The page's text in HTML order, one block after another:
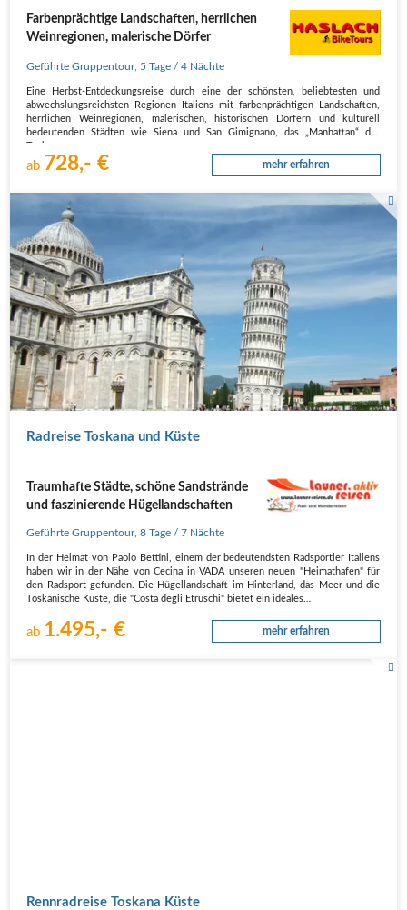
Farbenprächtige Landschaften, herrlichen
Weinregionen, malerische Dörfer
Geführte Gruppentour, 5 Tage / 4 Nächte
Eine Herbst-Entdeckungsreise durch eine der schönsten, beliebtesten und
abwechslungsreichsten Regionen Italiens mit farbenprächtigen Landschaften,
herrlichen Weinregionen, malerischen, historischen Dörfern und kulturell
bedeutenden Städten wie Siena und San Gimignano, das „Manhattan“ der
Wi…
ab 728,- € mehr erfahren
Radreise Toskana und Küste
Traumhafte Städte, schöne Sandstrände
und faszinierende Hügellandschaften
Geführte Gruppentour,8 Tage / 7 Nächte
In der Heimat von Paolo Bettini, einem der bedeutendsten Radsportler Italiens
haben wir in der Nähe von Cecina in VADA unseren neuen "Heimathafen" für
den Radsport gefunden. Die Hügellandschaft im Hinterland, das Meer und die
Toskanische Küste, die "Costa degli Etruschi" bietet ein ideales…
ab 1.495,- € mehr erfahren
Rennradreise Toskana Küste